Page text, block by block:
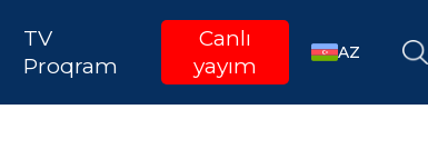
TV
Proqram
Canlı
yayım
AZ